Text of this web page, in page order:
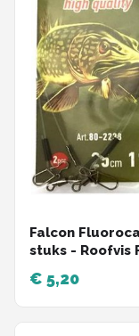
Falcon
stuks - Roofvis
€ 5,20